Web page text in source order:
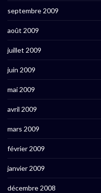
septembre 2009
août 2009
juillet 2009
juin 2009
mai 2009
avril 2009
mars 2009
février 2009
janvier 2009
décembre 2008